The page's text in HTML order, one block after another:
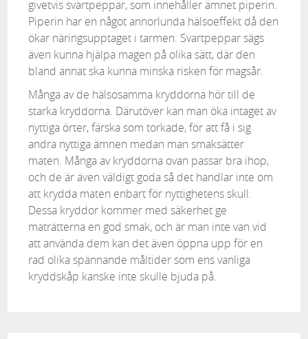
givetvis svartpeppar, som innehåller ämnet piperin.
Piperin har en något annorlunda hälsoeffekt då den
ökar näringsupptaget i tarmen. Svartpeppar sägs
även kunna hjälpa magen på olika sätt, där den
bland annat ska kunna minska risken för magsår.
Många av de hälsosamma kryddorna hör till de
starka kryddorna. Därutöver kan man öka intaget av
nyttiga örter, färska som torkade, för att få i sig
andra nyttiga ämnen medan man smaksätter
maten. Många av kryddorna ovan passar bra ihop,
och de är även väldigt goda så det handlar inte om
att krydda maten enbart för nyttighetens skull.
Dessa kryddor kommer med säkerhet ge
maträtterna en god smak, och är man inte van vid
att använda dem kan det även öppna upp för en
rad olika spännande måltider som ens vanliga
kryddskåp kanske inte skulle bjuda på.